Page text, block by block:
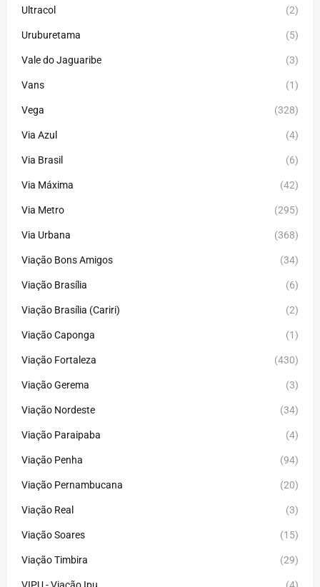
Ultracol (2)
Uruburetama (5)
Vale do Jaguaribe (3)
Vans (1)
Vega (328)
Via Azul (4)
Via Brasil (6)
Via Máxima (42)
Via Metro (295)
Via Urbana (368)
Viação Bons Amigos (34)
Viação Brasília (6)
Viação Brasília (Cariri) (2)
Viação Caponga (1)
Viação Fortaleza (430)
Viação Gerema (3)
Viação Nordeste (34)
Viação Paraipaba (4)
Viação Penha (94)
Viação Pernambucana (20)
Viação Real (3)
Viação Soares (15)
Viação Timbira (29)